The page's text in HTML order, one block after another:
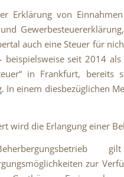
Erklärung von
auch eine Steuer für
beispielsweise seit 2014
in Frankfurt, bereits
In einem diesbezüglichen
wird die Erlangung einer
zur